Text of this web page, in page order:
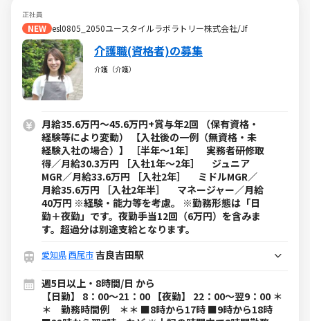
正社員
NEW esl0805_2050ユースタイルラボラトリー株式会社/Jf
介護職(資格者)の募集
介護（介護）
月給35.6万円～45.6万円+賞与年2回 （保有資格・
経験等により変動） 【入社後の一例（無資格・未
経験入社の場合）】 ［半年～1年］ 実務者研修取
得／月給30.3万円 ［入社1年～2年］ ジュニア
MGR／月給33.6万円 ［入社2年］ ミドルMGR／
月給35.6万円 ［入社2年半］ マネージャー／月給
40万円 ※経験・能力等を考慮。 ※勤務形態は「日
勤＋夜勤」です。夜勤手当12回（6万円）を含みま
す。超過分は別途支給となります。
愛知県西尾市吉良吉田駅
週5日以上・8時間/日 から
【日勤】 8：00～21：00 【夜勤】 22：00～翌9：00 ＊
＊ 勤務時間例 ＊＊ ■8時から17時 ■9時から18時